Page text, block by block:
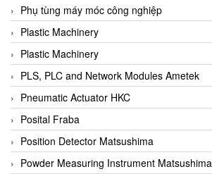
Bentone Vietnam
Bernstein Vietnam
Berthold
Bestech
Bestech
BETA
Bifold
Bihl+wiedemann
Phụ tùng máy móc công nghiệp
Plastic Machinery
Plastic Machinery
PLS, PLC and Network Modules Ametek
Pneumatic Actuator HKC
Posital Fraba
Position Detector Matsushima
Powder Measuring Instrument Matsushima